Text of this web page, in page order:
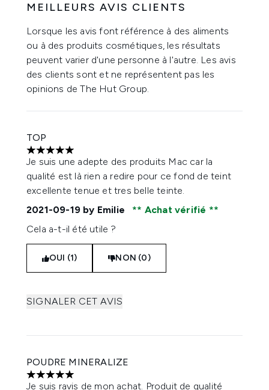
MEILLEURS AVIS CLIENTS
Lorsque les avis font référence à des aliments
ou à des produits cosmétiques, les résultats
peuvent varier d'une personne à l'autre. Les avis
des clients sont et ne représentent pas les
opinions de The Hut Group.
TOP
5 étoiles sur un maximum de 5
Je suis une adepte des produits Mac car la
qualité est là rien a redire pour ce fond de teint
excellente tenue et tres belle teinte.
2021-09-19 by Emilie
Achat vérifié
Cela a-t-il été utile ?
OUI (1) NON (0)
SIGNALER CET AVIS
POUDRE MINERALIZE
5 étoiles sur un maximum de 5
Je suis ravis de mon achat. Produit de qualité